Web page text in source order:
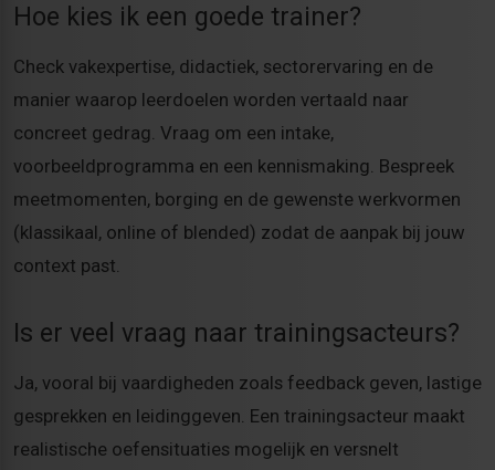
Hoe kies ik een goede trainer?
Check vakexpertise, didactiek, sectorervaring en de
manier waarop leerdoelen worden vertaald naar
concreet gedrag. Vraag om een intake,
voorbeeldprogramma en een kennismaking. Bespreek
meetmomenten, borging en de gewenste werkvormen
(klassikaal, online of blended) zodat de aanpak bij jouw
context past.
Is er veel vraag naar trainingsacteurs?
Ja, vooral bij vaardigheden zoals feedback geven, lastige
gesprekken en leidinggeven. Een trainingsacteur maakt
realistische oefensituaties mogelijk en versnelt